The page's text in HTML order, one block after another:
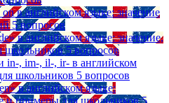
в английском языке: значение
5 вопросов
в английском языке: значение,
школьников 5 вопросов
in-, im-, il-, ir- в английском
школьников 5 вопросов
в английском языке: